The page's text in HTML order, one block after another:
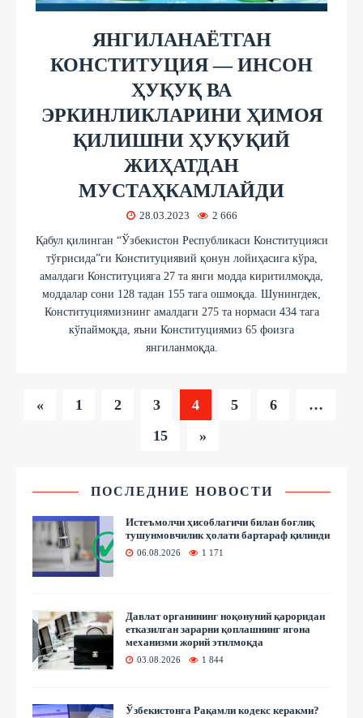
ЯНГИЛАНАЁТГАН
КОНСТИТУЦИЯ — ИНСОН
ҲУҚУҚ ВА
ЭРКИНЛИКЛАРИНИ ҲИМОЯ
ҚИЛИШНИ ҲУҚУҚИЙ
ЖИҲАТДАН
МУСТАҲКАМЛАЙДИ
28.03.2023 2 666
Қабул қилинган “Ўзбекистон Республикаси Конституцияси
тўғрисида”ги Конституциявий қонун лойиҳасига кўра,
амалдаги Конституцияга 27 та янги модда киритилмоқда,
моддалар сони 128 тадан 155 тага ошмоқда. Шунингдек,
Конституциямизнинг амалдаги 275 та нормаси 434 тага
кўпаймоқда, яъни Конституциямиз 65 фоизга
янгиланмоқда.
« 1 2 3 4 5 6
…
15
»
ПОСЛЕДНИЕ НОВОСТИ
Истеъмолчи ҳисоблагичи билан боғлиқ
тушунмовчилик ҳолати бартараф қилинди
06.08.2026 1 171
Давлат органининг ноқонуний қароридан
етказилган зарарни қоплашнинг ягона
механизми жорий этилмоқда
03.08.2026 1 844
Ўзбекистонга Рақамли кодекс керакми?